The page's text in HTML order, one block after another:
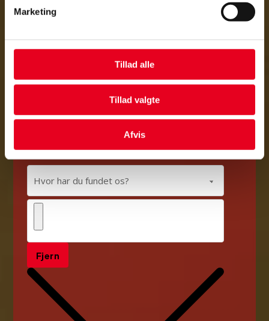
Marketing
Tillad alle
Tillad valgte
Afvis
Fjern